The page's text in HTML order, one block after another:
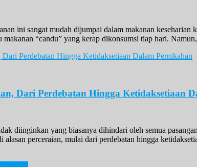
ini sangat mudah dijumpai dalam makanan
makanan “candu” yang kerap dikonsumsi tiap hari.
Dari Perdebatan Hingga Ketidaksetiaan
diinginkan yang biasanya dihindari oleh semua
perceraian, mulai dari perdebatan hingga